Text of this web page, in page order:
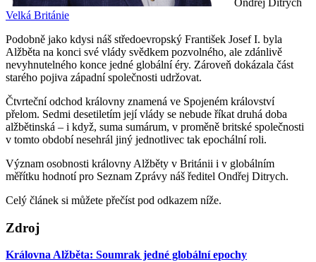
Velká Británie
Podobně jako kdysi náš středoevropský František Josef I. byla
Alžběta na konci své vlády svědkem pozvolného, ale zdánlivě
nevyhnutelného konce jedné globální éry. Zároveň dokázala část
starého pojiva západní společnosti udržovat.
Čtvrteční odchod královny znamená ve Spojeném království
přelom. Sedmi desetiletím její vlády se nebude říkat druhá doba
alžbětinská – i když, suma sumárum, v proměně britské společnosti
v tomto období nesehrál jiný jednotlivec tak epochální roli.
Význam osobnosti královny Alžběty v Británii i v globálním
měřítku hodnotí pro Seznam Zprávy náš ředitel Ondřej Ditrych.
Celý článek si můžete přečíst pod odkazem níže.
Zdroj
Královna Alžběta: Soumrak jedné globální epochy